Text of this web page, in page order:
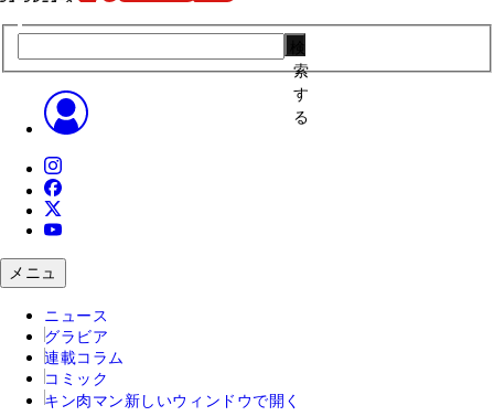
索
す
る
メニュ
ニュース
グラビア
連載コラム
コミック
キン肉マン 新しいウィンドウで開く